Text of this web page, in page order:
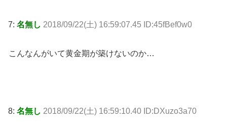
7: 名無し 2018/09/22(土) 16:59:07.45 ID:45fBef0w0
こんなんがいて黄金期が築けないのか…
8: 名無し 2018/09/22(土) 16:59:10.40 ID:DXuzo3a70